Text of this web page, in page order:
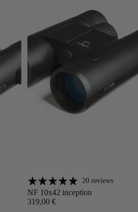
Angebot 20 reviews
NF 10x42 inception
319,00 €